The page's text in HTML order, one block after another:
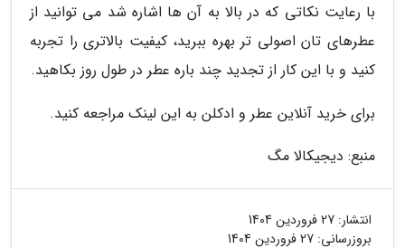
با رعایت نکاتی که در بالا به آن ها اشاره شد می توانید از
عطرهای تان اصولی تر بهره ببرید، کیفیت بالاتری را تجربه
کنید و با این کار از تجدید چند باره عطر در طول روز بکاهید.
برای خرید آنلاین عطر و ادکلن به این لینک مراجعه کنید.
منبع: دیجیکالا مگ
انتشار: 27 فروردین 1404
بروزرسانی: 27 فروردین 1404